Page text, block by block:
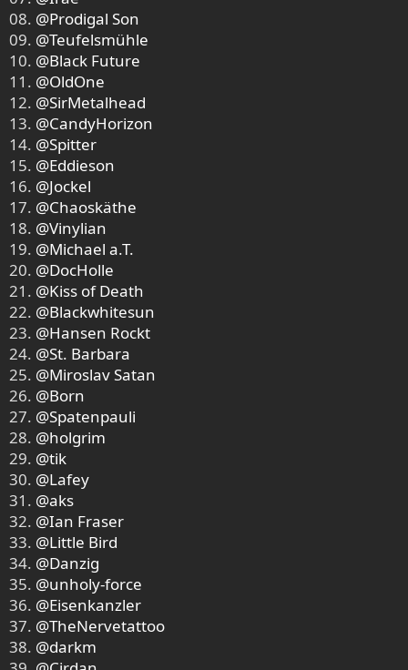
08. @Prodigal Son
09. @Teufelsmühle
10. @Black Future
11. @OldOne
12. @SirMetalhead
13. @CandyHorizon
14. @Spitter
15. @Eddieson
16. @Jockel
17. @Chaoskäthe
18. @Vinylian
19. @Michael a.T.
20. @DocHolle
21. @Kiss of Death
22. @Blackwhitesun
23. @Hansen Rockt
24. @St. Barbara
25. @Miroslav Satan
26. @Born
27. @Spatenpauli
28. @holgrim
29. @tik
30. @Lafey
31. @aks
32. @Ian Fraser
33. @Little Bird
34. @Danzig
35. @unholy-force
36. @Eisenkanzler
37. @TheNervetattoo
38. @darkm